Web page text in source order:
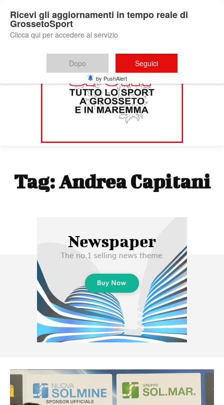
Tag:Andrea Capitani
Ricevi gli aggiornamenti in tempo reale di
GrossetoSport
Clicca qui per accedere al servizio
Dopo Seguici
by PushAlert